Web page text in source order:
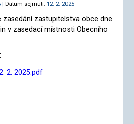
| Datum sejmutí: 12. 2. 2025
zasedání zastupitelstva obce dne
v zasedací místnosti Obecního
2. 2025.pdf